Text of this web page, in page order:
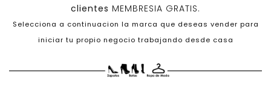
clientes MEMBRESIA GRATIS.
Selecciona a continuacion la marca que deseas vender para
iniciar tu propio negocio trabajando desde casa